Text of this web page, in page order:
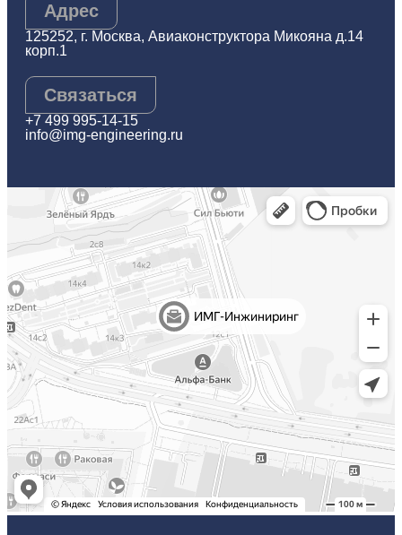
Адрес
125252, г. Москва, Авиаконструктора Микояна д.14
корп.1
Связаться
+7 499 995-14-15
info@img-engineering.ru